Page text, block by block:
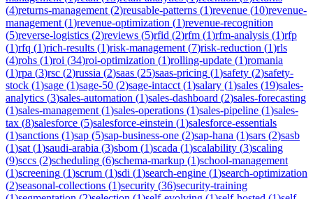
(4)returns-management (2)reusable-patterns (1)revenue (10)revenue-
management (1)revenue-optimization (1)revenue-recognition
(5)reverse-logistics (2)reviews (5)rfid (2)rfm (1)rfm-analysis (1)rfp
(1)rfq (1)rich-results (1)risk-management (7)risk-reduction (1)rls
(4)rohs (1)roi (34)roi-optimization (1)rolling-update (1)romania
(1)rpa (3)rsc (2)russia (2)saas (25)saas-pricing (1)safety (2)safety-
stock (1)sage (1)sage-50 (2)sage-intacct (1)salary (1)sales (19)sales-
analytics (3)sales-automation (1)sales-dashboard (2)sales-forecasting
(1)sales-management (1)sales-operations (1)sales-pipeline (1)sales-
tax (8)salesforce (5)salesforce-einstein (1)salesforce-essentials
(1)sanctions (1)sap (5)sap-business-one (2)sap-hana (1)sars (2)sasb
(1)sat (1)saudi-arabia (3)sbom (1)scada (1)scalability (3)scaling
(9)sccs (2)scheduling (6)schema-markup (1)school-management
(1)screening (1)scrum (1)sdi (1)search-engine (1)search-optimization
(2)seasonal-collections (1)security (36)security-training